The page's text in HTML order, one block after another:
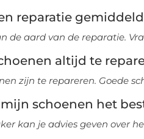
reparatie
de aard van de reparatie.
altijd te
zijn te repareren. Goede
schoenen het
kan je advies geven over